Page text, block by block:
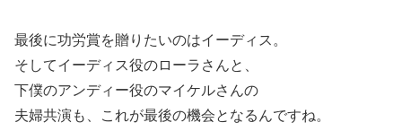
最後に功労賞を贈りたいのはイーディス。
そしてイーディス役のローラさんと、
下僕のアンディー役のマイケルさんの
夫婦共演も、これが最後の機会となるんですね。